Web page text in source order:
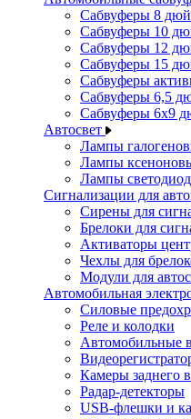
Сабвуферы 8
Сабвуферы 10
Сабвуферы 12
Сабвуферы 15
Сабвуферы
Сабвуферы 6,5
Сабвуферы 6x9
Автосвет
Лампы
Лампы
Лампы
Сигнализации для
Сирены для
Брелоки для
Активаторы
Чехлы для
Модули для
Автомобильная
Силовые
Реле и колодки
Автомобильные
Камеры заднего
Радар-детекторы
USB-флешки и